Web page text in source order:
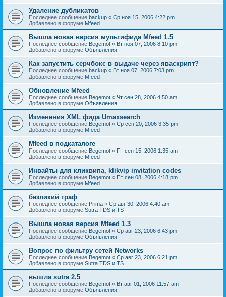
Удаление дубликатов
Последнее сообщение backup « Ср ноя 15, 2006 4:22 pm
Добавлено в форуме Mfeed
Вышла новая версия мультифида Mfeed 1.5
Последнее сообщение Begemot « Вт ноя 07, 2006 8:10 pm
Добавлено в форуме Объявления
Как запустить серчбокс в выдаче через яваскрипт?
Последнее сообщение backup « Вт ноя 07, 2006 7:03 pm
Добавлено в форуме Mfeed
Обновление Mfeed
Последнее сообщение Begemot « Чт сен 28, 2006 4:50 am
Добавлено в форуме Объявления
Изменения XML фида Umaxsearch
Последнее сообщение Begemot « Ср сен 20, 2006 3:35 pm
Добавлено в форуме Mfeed
Mfeed в подкаталоге
Последнее сообщение Begemot « Пт сен 15, 2006 1:35 am
Добавлено в форуме Mfeed
Инвайты для кликвипа, klikvip invitation codes
Последнее сообщение Begemot « Пт сен 08, 2006 4:18 pm
Добавлено в форуме Mfeed
безликий траф
Последнее сообщение Prima « Ср авг 30, 2006 4:40 am
Добавлено в форуме Sutra TDS и TS
Вышла новая версия Mfeed 1.3
Последнее сообщение Begemot « Ср авг 23, 2006 6:43 pm
Добавлено в форуме Объявления
Вопрос по фильтру сетей Networks
Последнее сообщение Begemot « Ср авг 23, 2006 6:21 pm
Добавлено в форуме Sutra TDS и TS
вышла sutra 2.5
Последнее сообщение Begemot « Вт авг 01, 2006 11:57 am
Добавлено в форуме Объявления